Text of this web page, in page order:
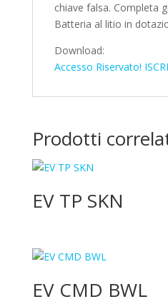
chiave falsa. Completa
Batteria al litio in
Download:
Accesso Riservato!
Prodotti
EV TP SKN
EV CMD BWL